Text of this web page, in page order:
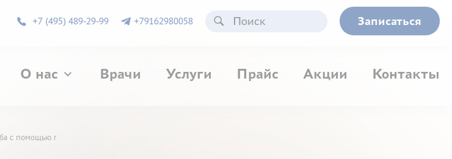
+7 (495) 489-29-99 +79162980058 Записаться
О нас Врачи Услуги Прайс Акции Контакты
с помощью гелеокомпозита